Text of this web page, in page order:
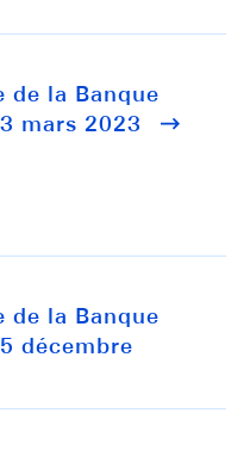
de la Banque
mars 2023
de la Banque
décembre